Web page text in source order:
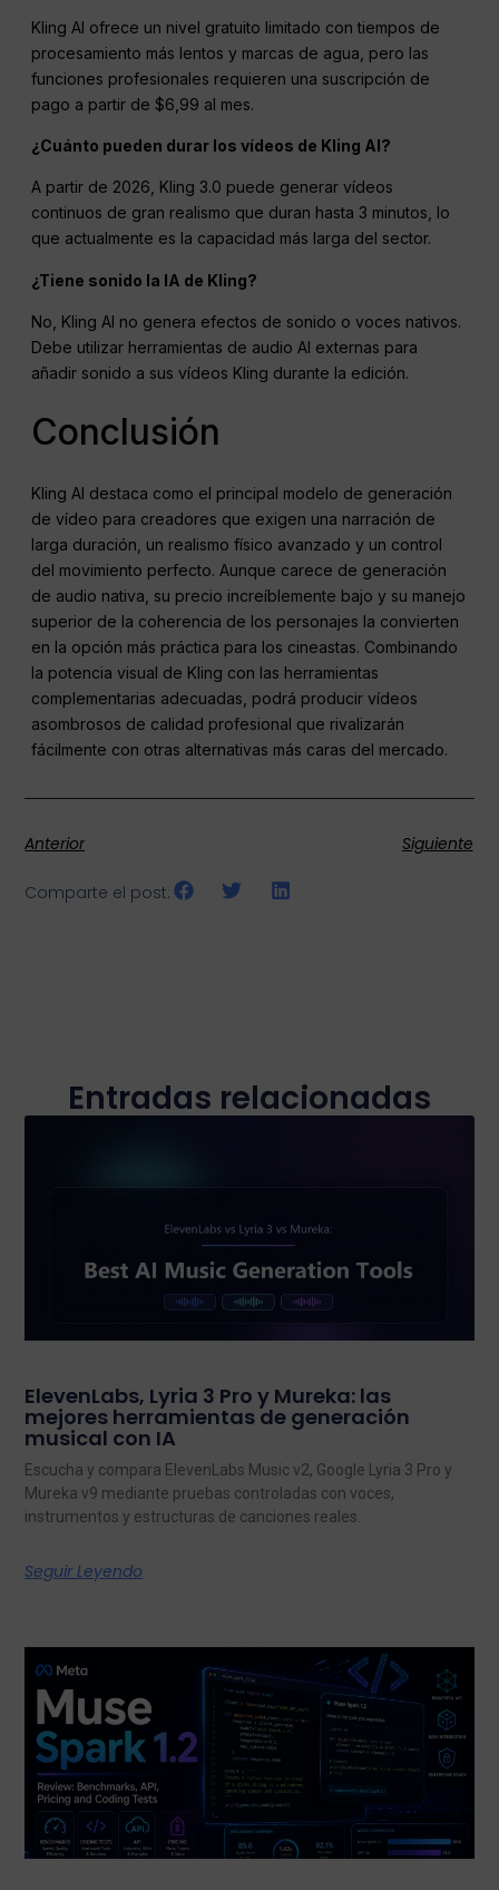
Kling AI ofrece un nivel gratuito limitado con tiempos de
procesamiento más lentos y marcas de agua, pero las
funciones profesionales requieren una suscripción de
pago a partir de $6,99 al mes.
¿Cuánto pueden durar los vídeos de Kling AI?
A partir de 2026, Kling 3.0 puede generar vídeos
continuos de gran realismo que duran hasta 3 minutos, lo
que actualmente es la capacidad más larga del sector.
¿Tiene sonido la IA de Kling?
No, Kling AI no genera efectos de sonido o voces nativos.
Debe utilizar herramientas de audio AI externas para
añadir sonido a sus vídeos Kling durante la edición.
Conclusión
Kling AI destaca como el principal modelo de generación
de vídeo para creadores que exigen una narración de
larga duración, un realismo físico avanzado y un control
del movimiento perfecto. Aunque carece de generación
de audio nativa, su precio increíblemente bajo y su manejo
superior de la coherencia de los personajes la convierten
en la opción más práctica para los cineastas. Combinando
la potencia visual de Kling con las herramientas
complementarias adecuadas, podrá producir vídeos
asombrosos de calidad profesional que rivalizarán
fácilmente con otras alternativas más caras del mercado.
Anterior Siguiente
Comparte el post:
Entradas relacionadas
ElevenLabs, Lyria 3 Pro y Mureka: las
mejores herramientas de generación
musical con IA
Escucha y compara ElevenLabs Music v2, Google Lyria 3 Pro y
Mureka v9 mediante pruebas controladas con voces,
instrumentos y estructuras de canciones reales.
Seguir Leyendo